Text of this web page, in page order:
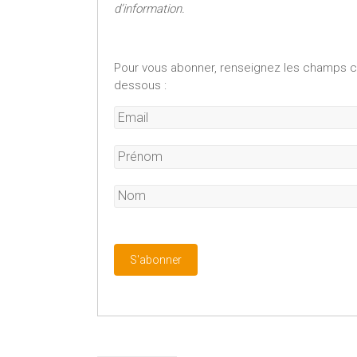
d’information.
Pour vous abonner, renseignez les champs
dessous :